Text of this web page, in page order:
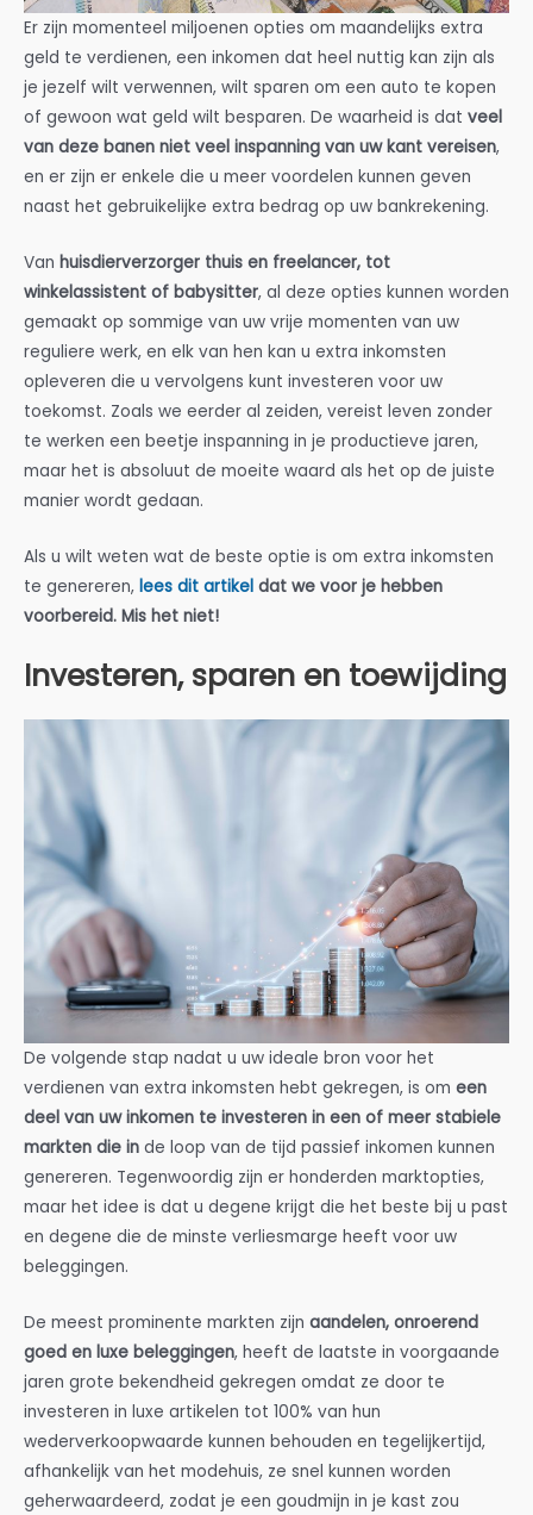
Er zijn momenteel miljoenen opties om maandelijks extra
geld te verdienen, een inkomen dat heel nuttig kan zijn als
je jezelf wilt verwennen, wilt sparen om een auto te kopen
of gewoon wat geld wilt besparen. De waarheid is dat veel
van deze banen niet veel inspanning van uw kant vereisen,
en er zijn er enkele die u meer voordelen kunnen geven
naast het gebruikelijke extra bedrag op uw bankrekening.
Van huisdierverzorger thuis en freelancer, tot
winkelassistent of babysitter, al deze opties kunnen worden
gemaakt op sommige van uw vrije momenten van uw
reguliere werk, en elk van hen kan u extra inkomsten
opleveren die u vervolgens kunt investeren voor uw
toekomst. Zoals we eerder al zeiden, vereist leven zonder
te werken een beetje inspanning in je productieve jaren,
maar het is absoluut de moeite waard als het op de juiste
manier wordt gedaan.
Als u wilt weten wat de beste optie is om extra inkomsten
te genereren, lees dit artikel dat we voor je hebben
voorbereid. Mis het niet!
Investeren, sparen en toewijding
De volgende stap nadat u uw ideale bron voor het
verdienen van extra inkomsten hebt gekregen, is om een
deel van uw inkomen te investeren in een of meer stabiele
markten die in de loop van de tijd passief inkomen kunnen
genereren. Tegenwoordig zijn er honderden marktopties,
maar het idee is dat u degene krijgt die het beste bij u past
en degene die de minste verliesmarge heeft voor uw
beleggingen.
De meest prominente markten zijn aandelen, onroerend
goed en luxe beleggingen, heeft de laatste in voorgaande
jaren grote bekendheid gekregen omdat ze door te
investeren in luxe artikelen tot 100% van hun
wederverkoopwaarde kunnen behouden en tegelijkertijd,
afhankelijk van het modehuis, ze snel kunnen worden
geherwaardeerd, zodat je een goudmijn in je kast zou